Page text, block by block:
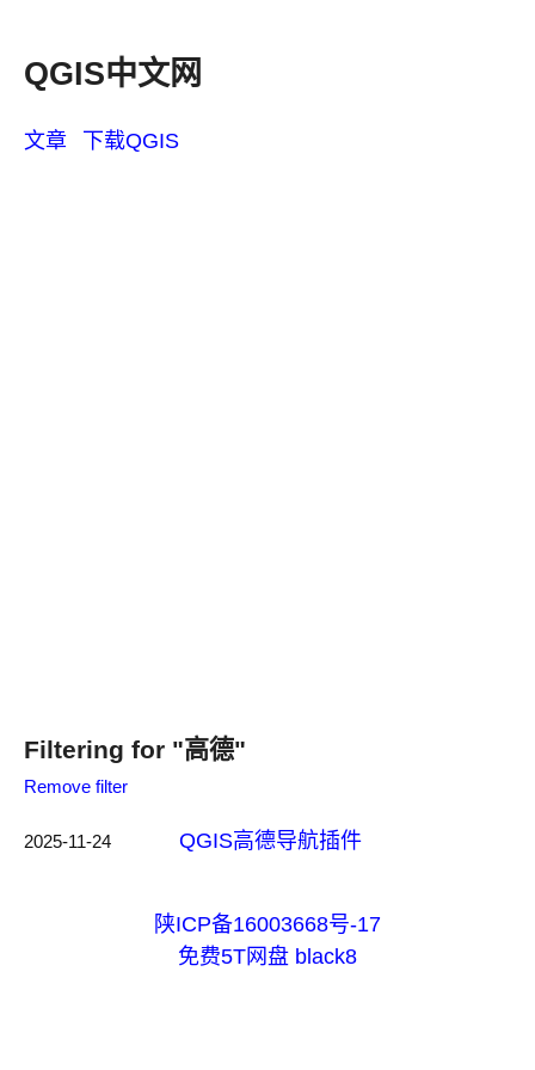
QGIS中文网
文章 下载QGIS
Filtering for "高德"
Remove filter
2025-11-24 QGIS高德导航插件
陕ICP备16003668号-17
免费5T网盘 black8